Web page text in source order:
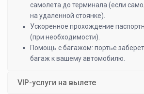
самолета до терминала (если
на удаленной стоянке).
Ускоренное прохождение
(при необходимости).
Помощь с багажом: портье
багаж к вашему автомобилю.
VIP-услуги на вылете